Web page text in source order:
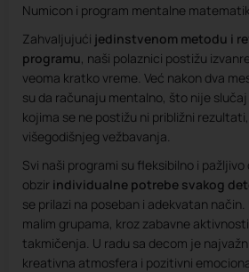
Numicon i program mentalne
Zahvaljujući jedinstvenom metodu i
programu, naši polaznici postižu
veoma kratko vreme. Već nakon dva
su da računaju mentalno, što nije
kojima se ne postižu ni približni
višegodišnjeg vežbavanja.
Svi naši programi su fleksibilno i
obzir individualne potrebe svakog
se prilazi na poseban i adekvatan
malim grupama, kroz zabavne
takmičenja. U radu sa decom je
kreativna atmosfera i pozitivni